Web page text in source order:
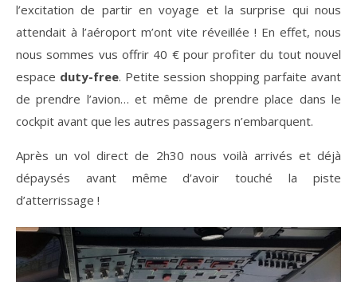
l’excitation de partir en voyage et la surprise qui nous
attendait à l’aéroport m’ont vite réveillée ! En effet, nous
nous sommes vus offrir 40 € pour profiter du tout nouvel
espace duty-free. Petite session shopping parfaite avant
de prendre l’avion… et même de prendre place dans le
cockpit avant que les autres passagers n’embarquent.
Après un vol direct de 2h30 nous voilà arrivés et déjà
dépaysés avant même d’avoir touché la piste
d’atterrissage !